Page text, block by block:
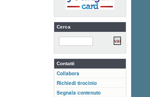
Cerca
Contatti
Collabora
Richiedi tirocinio
Segnala contenuto